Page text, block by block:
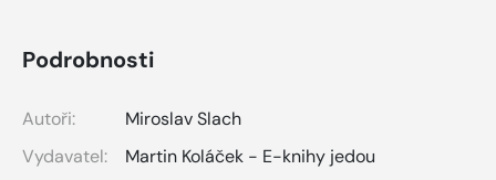
Podrobnosti
Autoři:
Miroslav Slach
Vydavatel:
Martin Koláček - E-knihy jedou